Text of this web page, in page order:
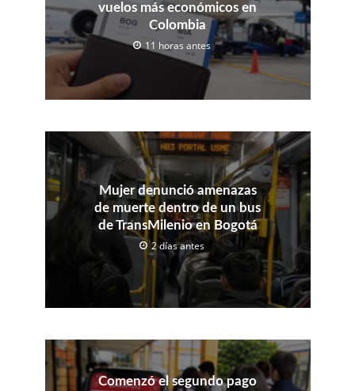
vuelos más económicos en
Colombia
11 horas antes
Mujer denunció amenazas
de muerte dentro de un bus
de TransMilenio en Bogotá
2 días antes
Comenzó el segundo pago